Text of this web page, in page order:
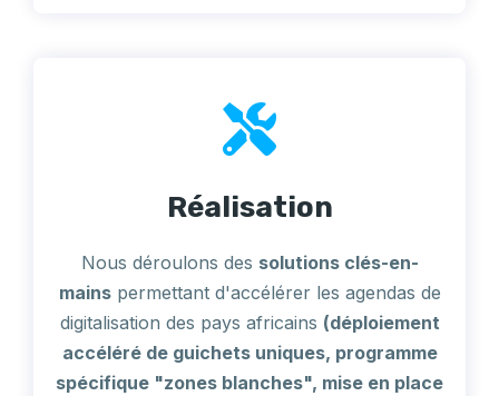
Réalisation
Nous déroulons des solutions clés-en-
mainspermettant d'accélérer les agendas de
digitalisation des pays africains (déploiement
accéléré de guichets uniques, programme
spécifique "zones blanches", mise en place